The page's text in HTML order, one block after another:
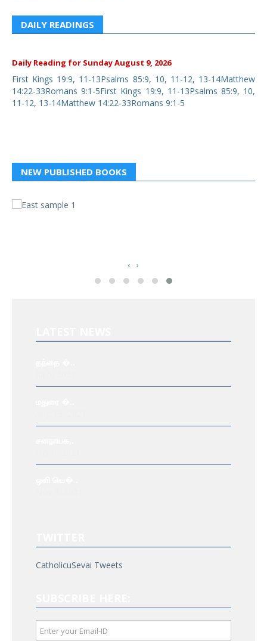
DAILY READINGS
Daily Reading for Sunday August 9, 2026
First Kings 19:9, 11-13Psalms 85:9, 10, 11-12, 13-14Matthew
14:22-33Romans 9:1-5First Kings 19:9, 11-13Psalms 85:9, 10,
11-12, 13-14Matthew 14:22-33Romans 9:1-5
NEW PUBLISHED BOOKS
‹ ›
CatholicuSevai Tweets